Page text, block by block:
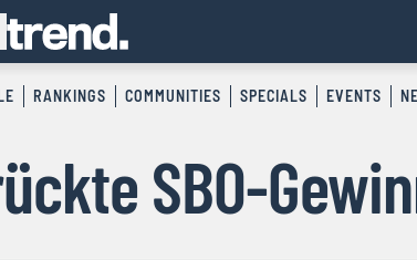
RANKINGS COMMUNITIES SPECIALS EVENTS
SBO-